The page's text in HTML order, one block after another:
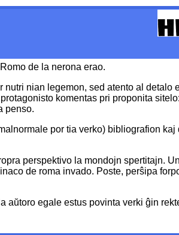
de la nerona erao.
nian legemon, sed atento al detalo
komentas pri proponita
penso.
por tia verko) bibliografion kaj
perspektivo la mondojn spertitajn.
de roma invado. Poste, perŝipa
egale estus povinta verki ĝin